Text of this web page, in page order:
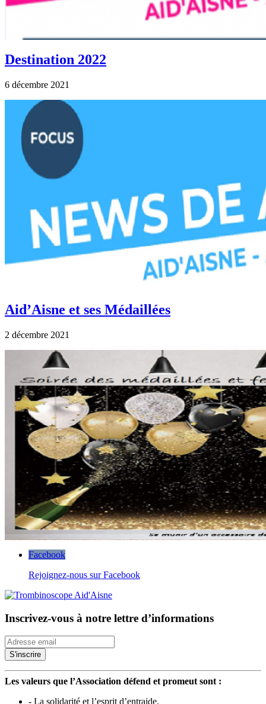
Destination 2022
6 décembre 2021
Aid’Aisne et ses Médaillées
2 décembre 2021
Facebook
Rejoignez-nous sur Facebook
Inscrivez-vous à notre lettre d’informations
Les valeurs que l’Association défend et promeut sont :
- La solidarité et l’esprit d’entraide.